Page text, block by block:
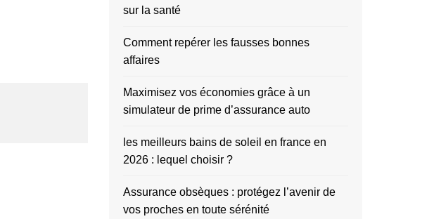
sur la santé
Comment repérer les fausses bonnes
affaires
Maximisez vos économies grâce à un
simulateur de prime d’assurance auto
les meilleurs bains de soleil en france en
2026 : lequel choisir ?
Assurance obsèques : protégez l’avenir de
vos proches en toute sérénité